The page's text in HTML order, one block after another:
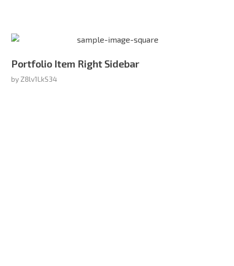
Portfolio Item Right Sidebar
by Z8lv1LkS34